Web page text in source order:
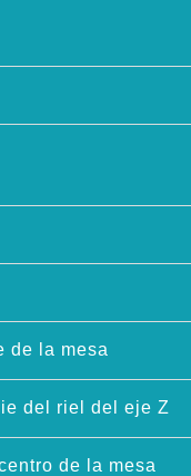
de la mesa
del riel del eje Z
de la mesa